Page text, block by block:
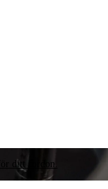
ditt fordon.